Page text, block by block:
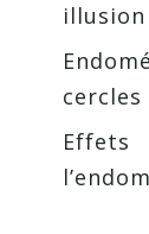
cercles